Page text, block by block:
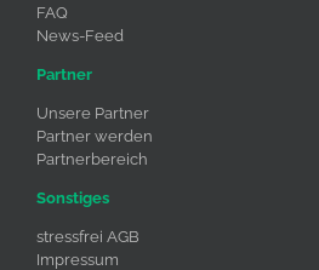
FAQ
News-Feed
Partner
Unsere Partner
Partner werden
Partnerbereich
Sonstiges
stressfrei AGB
Impressum